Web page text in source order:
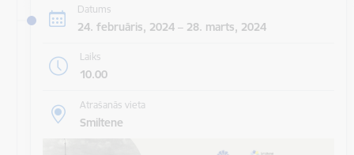
Datums
24. februāris, 2024 – 28. marts, 2024
Laiks
10.00
Atrašanās vieta
Smiltene